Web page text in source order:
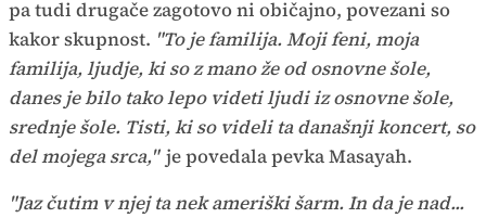
pa tudi drugače zagotovo ni običajno, povezani so
kakor skupnost. "To je familija. Moji feni, moja
familija, ljudje, ki so z mano že od osnovne šole,
danes je bilo tako lepo videti ljudi iz osnovne šole,
srednje šole. Tisti, ki so videli ta današnji koncert, so
del mojega srca," je povedala pevka Masayah.
"Jaz čutim v njej ta nek ameriški šarm. In da je nad...